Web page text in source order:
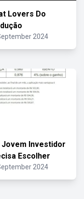
Lovers Do
2024
Jovem Investidor
Escolher
2024